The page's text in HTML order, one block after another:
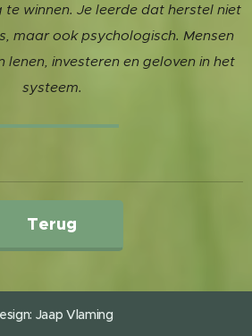
winnen. Je leerde dat herstel niet
maar ook psychologisch. Mensen
lenen, investeren en geloven in het
systeem.
Terug
Jaap Vlaming